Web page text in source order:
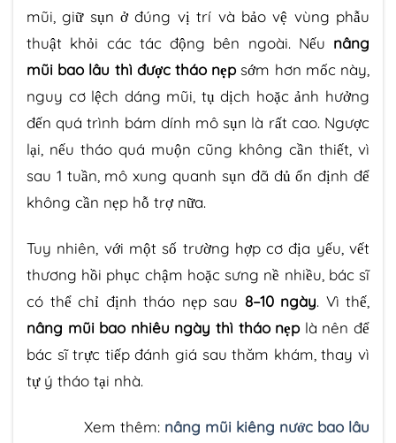
mũi, giữ sụn ở đúng vị trí và bảo vệ vùng phẫu
thuật khỏi các tác động bên ngoài. Nếu nâng
mũi bao lâu thì được tháo nẹpsớm hơn mốc này,
nguy cơ lệch dáng mũi, tụ dịch hoặc ảnh hưởng
đến quá trình bám dính mô sụn là rất cao. Ngược
lại, nếu tháo quá muộn cũng không cần thiết, vì
sau 1 tuần, mô xung quanh sụn đã đủ ổn định để
không cần nẹp hỗ trợ nữa.
Tuy nhiên, với một số trường hợp cơ địa yếu, vết
thương hồi phục chậm hoặc sưng nề nhiều, bác sĩ
có thể chỉ định tháo nẹp sau 8–10 ngày. Vì thế,
nâng mũi bao nhiêu ngày thì tháo nẹplà nên để
bác sĩ trực tiếp đánh giá sau thăm khám, thay vì
tự ý tháo tại nhà.
Xem thêm: nâng mũi kiêng nước bao lâu